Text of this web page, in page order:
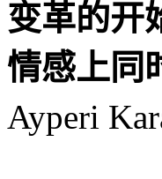
变革的开
情感上同
Ayperi